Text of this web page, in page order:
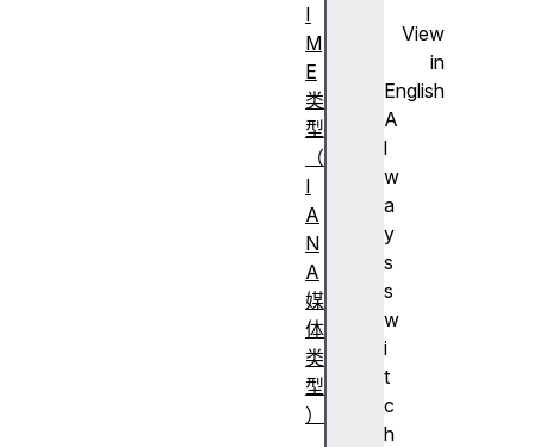
View
in
English
A
l
w
a
y
s
s
w
i
t
c
h
I
M
E
类
型
（
I
A
N
A
媒
体
类
型
）